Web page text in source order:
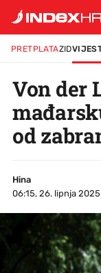
PRETPLATAZID
Von der
od
Hina
06:15, 26. lipnja